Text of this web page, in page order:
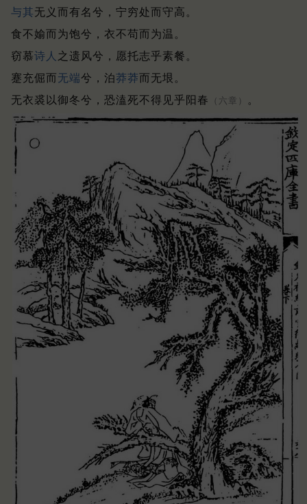
与其无义而有名兮，宁穷处而守高。
食不媮而为饱兮，衣不苟而为温。
窃慕诗人 之遗风兮，愿托志乎素餐。
蹇充倔而 无端兮，泊莽莽 而无垠。
无衣裘以御冬兮，恐溘死不得见乎阳春
（六章） 。